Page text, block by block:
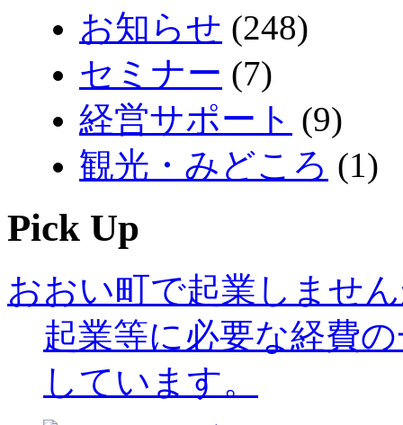
お知らせ (248)
セミナー (7)
経営サポート (9)
観光・みどころ (1)
Pick Up
おおい町で起業しませ
起業等に必要な経費
しています。